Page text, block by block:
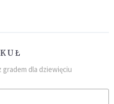
gradem dla dziewięciu